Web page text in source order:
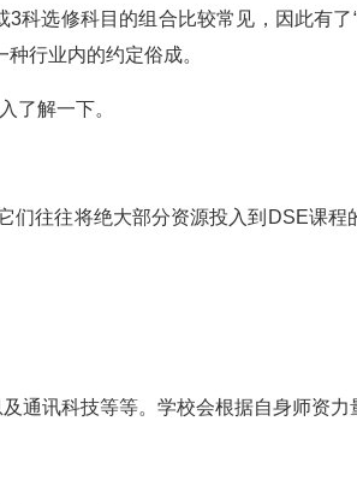
选修科目的组合比较常见，因此有了
行业内的约定俗成。
了解一下。
们往往将绝大部分资源投入到DSE课
通讯科技等等。学校会根据自身师资